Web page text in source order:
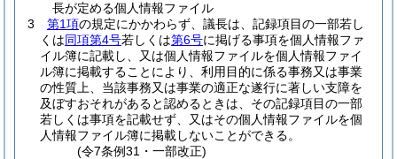
長が定める個人情報ファイル
3
第1項の規定にかかわらず、議長は、記録項目の一部若し
くは同項第4号若しくは第6号に掲げる事項を個人情報ファ
イル簿に記載し、又は個人情報ファイルを個人情報ファイ
ル簿に掲載することにより、利用目的に係る事務又は事業
の性質上、当該事務又は事業の適正な遂行に著しい支障を
及ぼすおそれがあると認めるときは、その記録項目の一部
若しくは事項を記載せず、又はその個人情報ファイルを個
人情報ファイル簿に掲載しないことができる。
(令7条例31・一部改正)